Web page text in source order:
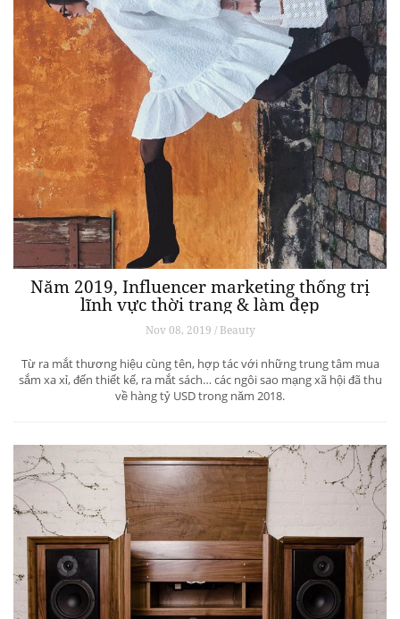
Năm 2019, Influencer marketing thống trị
lĩnh vực thời trang & làm đẹp
Nov 08, 2019 / Beauty
Từ ra mắt thương hiệu cùng tên, hợp tác với những trung tâm mua
sắm xa xỉ, đến thiết kế, ra mắt sách… các ngôi sao mạng xã hội đã thu
về hàng tỷ USD trong năm 2018.